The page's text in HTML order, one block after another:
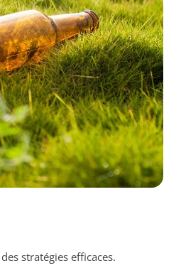
stratégies efficaces.